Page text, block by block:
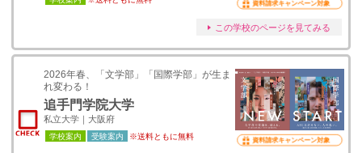
資料請求キャンペーン対象
この学校のページを見てみる
2026年春、「文学部」「国際学部」が生ま
れ変わる！
追手門学院大学
私立大学｜大阪府
学校案内 受験案内 ※送料ともに無料 資料請求キャンペーン対象